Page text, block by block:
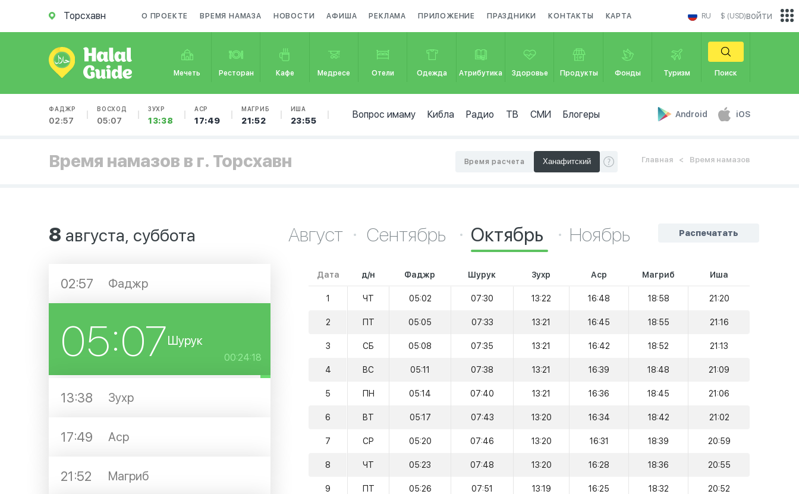
Торсхавн О ПРОЕКТЕ ВРЕМЯ НАМАЗА НОВОСТИ АФИША РЕКЛАМА ПРИЛОЖЕНИЕ ПРАЗДНИКИ КОНТАКТЫ КАРТА RU $ (USD)
Мечеть Ресторан Кафе Медресе Отели Одежда Атрибутика Здоровье Продукты Фонды Туризм Поиск
ФАДЖР
02:57
ВОСХОД
05:07
ЗУХР
13:38
АСР
17:49
МАГРИБ
21:52
ИША
23:55
Вопрос имаму Кибла Радио ТВ СМИ Блогеры Android iOS
войти
Время намазов в г. Торсхавн Главная Время намазов
Время расчета
8 августа, суббота
02:57 Фаджр
05:07Шурук
00:24:18
13:38 Зухр
17:49 Аср
21:52 Магриб
Распечатать
Август Сентябрь Октябрь Ноябрь
Дата д/н Фаджр Шурук Зухр Аср Магриб Иша
1 ЧТ 05:02 07:30 13:22 16:48 18:58 21:20
2 ПТ 05:05 07:33 13:21 16:45 18:55 21:16
3 СБ 05:08 07:35 13:21 16:42 18:52 21:13
4 ВС 05:11 07:38 13:21 16:39 18:48 21:09
5 ПН 05:14 07:40 13:21 16:36 18:45 21:06
6 ВТ 05:17 07:43 13:20 16:34 18:42 21:02
7 СР 05:20 07:46 13:20 16:31 18:39 20:59
8 ЧТ 05:23 07:48 13:20 16:28 18:36 20:55
9 ПТ 05:26 07:51 13:19 16:25 18:32 20:52